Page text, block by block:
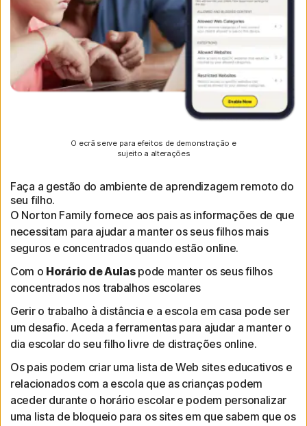
O ecrã serve para efeitos de demonstração e
sujeito a alterações
Faça a gestão do ambiente de aprendizagem remoto do
seu filho.
O Norton Family fornece aos pais as informações de que
necessitam para ajudar a manter os seus filhos mais
seguros e concentrados quando estão online.
Com o Horário de Aulaspode manter os seus filhos
concentrados nos trabalhos escolares
Gerir o trabalho à distância e a escola em casa pode ser
um desafio. Aceda a ferramentas para ajudar a manter o
dia escolar do seu filho livre de distrações online.
Os pais podem criar uma lista de Web sites educativos e
relacionados com a escola que as crianças podem
aceder durante o horário escolar e podem personalizar
uma lista de bloqueio para os sites em que sabem que os